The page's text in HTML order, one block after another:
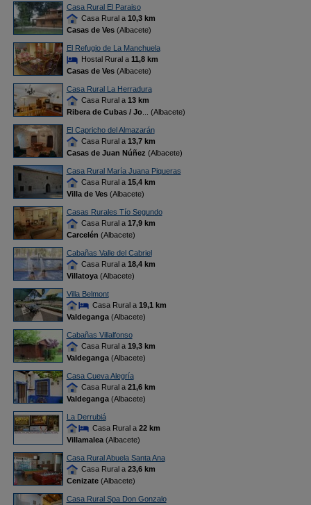
Casa Rural El Paraiso
Casa Rural a 10,3 km
Casas de Ves(Albacete)
El Refugio de La Manchuela
Hostal Rural a 11,8 km
Casas de Ves(Albacete)
Casa Rural La Herradura
Casa Rural a 13 km
Ribera de Cubas / Jo... (Albacete)
El Capricho del Almazarán
Casa Rural a 13,7 km
Casas de Juan Núñez (Albacete)
Casa Rural María Juana Piqueras
Casa Rural a 15,4 km
Villa de Ves(Albacete)
Casas Rurales Tío Segundo
Casa Rural a 17,9 km
Carcelén (Albacete)
Cabañas Valle del Cabriel
Casa Rural a 18,4 km
Villatoya(Albacete)
Villa Belmont
Casa Rural a 19,1 km
Valdeganga(Albacete)
Cabañas Villalfonso
Casa Rural a 19,3 km
Valdeganga(Albacete)
Casa Cueva Alegría
Casa Rural a 21,6 km
Valdeganga(Albacete)
La Derrubiá
Casa Rural a 22 km
Villamalea(Albacete)
Casa Rural Abuela Santa Ana
Casa Rural a 23,6 km
Cenizate(Albacete)
Casa Rural Spa Don Gonzalo